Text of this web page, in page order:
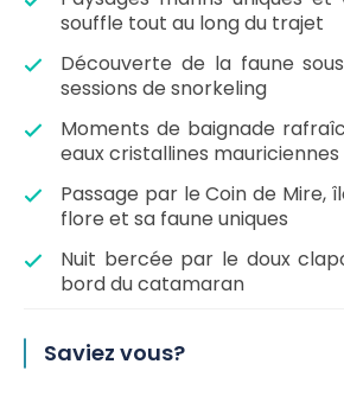
souffle tout au long du trajet
Découverte de la faune
sessions de snorkeling
Moments de baignade
eaux cristallines mauriciennes
Passage par le Coin de Mire,
flore et sa faune uniques
Nuit bercée par le doux
bord du catamaran
Saviez vous?